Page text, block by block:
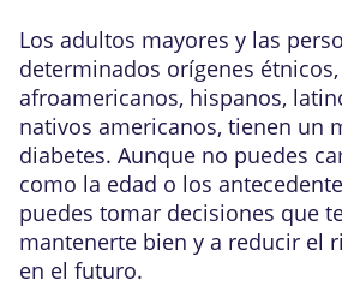
Los adultos mayores y las
determinados orígenes
afroamericanos, hispanos,
nativos americanos, tienen un
diabetes. Aunque no puedes
como la edad o los
puedes tomar decisiones que
mantenerte bien y a reducir el
en el futuro.